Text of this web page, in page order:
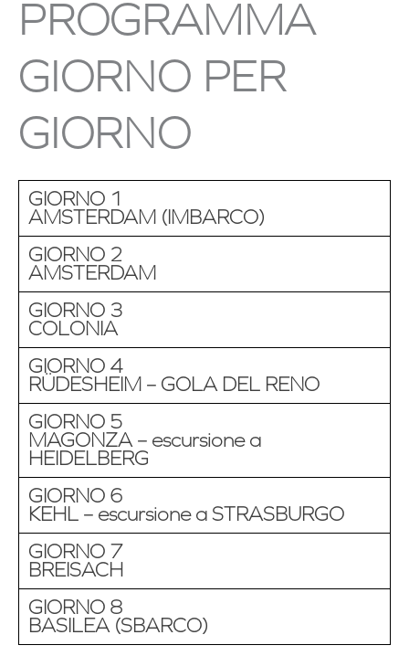
PROGRAMMA
GIORNO PER
GIORNO
GIORNO 1
AMSTERDAM (IMBARCO)
GIORNO 2
AMSTERDAM
GIORNO 3
COLONIA
GIORNO 4
RÜDESHEIM – GOLA DEL RENO
GIORNO 5
MAGONZA – escursione a
HEIDELBERG
GIORNO 6
KEHL – escursione a STRASBURGO
GIORNO 7
BREISACH
GIORNO 8
BASILEA (SBARCO)